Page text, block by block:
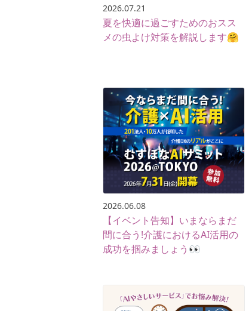
2026.07.21
夏を快適に過ごすためのおスス
メの虫よけ対策を解説します🤗
2026.06.08
【イベント告知】いまならまだ
間に合う!介護におけるAI活用の
成功を掴みましょう👀